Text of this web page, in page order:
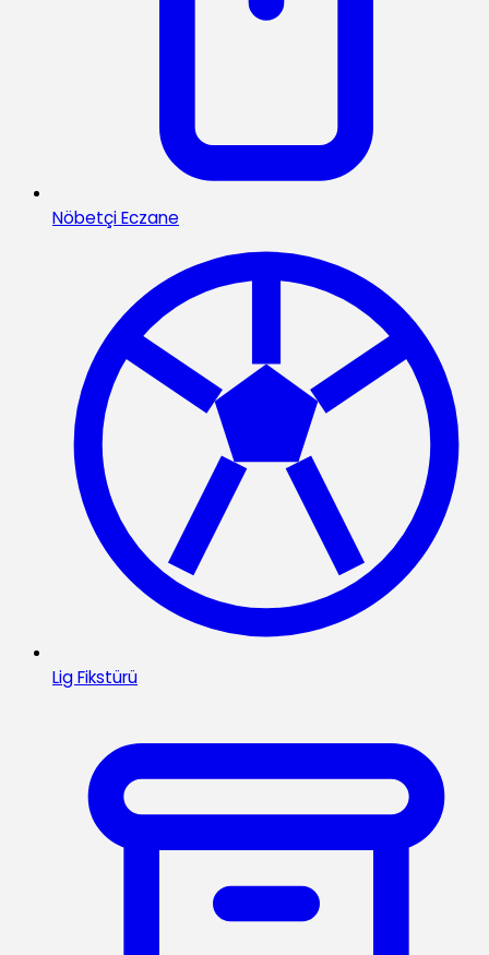
Nöbetçi Eczane
Lig Fikstürü